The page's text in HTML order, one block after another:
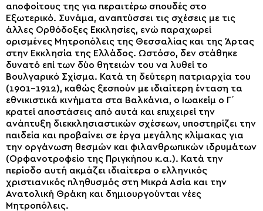
αποφοίτους της για περαιτέρω σπουδές στο
Εξωτερικό. Συνάμα, αναπτύσσει τις σχέσεις με τις
άλλες Ορθόδοξες Εκκλησίες, ενώ παραχωρεί
ορισμένες Μητροπόλεις της Θεσσαλίας και της Άρτας
στην Εκκλησία της Ελλάδος. Ωστόσο, δεν στάθηκε
δυνατό επί των δύο θητειών του να λυθεί το
Βουλγαρικό Σχίσμα. Κατά τη δεύτερη πατριαρχία του
(1901-1912), καθώς ξεσπούν με ιδιαίτερη ένταση τα
εθνικιστικά κινήματα στα Βαλκάνια, ο Ιωακείμ ο Γ΄
κρατεί αποστάσεις από αυτά και επιχειρεί την
ανάπτυξη διεκκλησιαστικών σχέσεων, υποστηρίζει την
παιδεία και προβαίνει σε έργα μεγάλης κλίμακας για
την οργάνωση θεσμών και φιλανθρωπικών ιδρυμάτων
(Ορφανοτροφείο της Πριγκήπου κ.α.). Κατά την
περίοδο αυτή ακμάζει ιδιαίτερα ο ελληνικός
χριστιανικός πληθυσμός στη Μικρά Ασία και την
Ανατολική Θράκη και δημιουργούνται νέες
Μητροπόλεις.